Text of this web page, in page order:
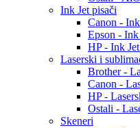
Ink Jet pisači
Canon -
Epson - Ink
HP - Ink
Laserski i
Brother -
Canon -
HP -
Ostali -
Skeneri